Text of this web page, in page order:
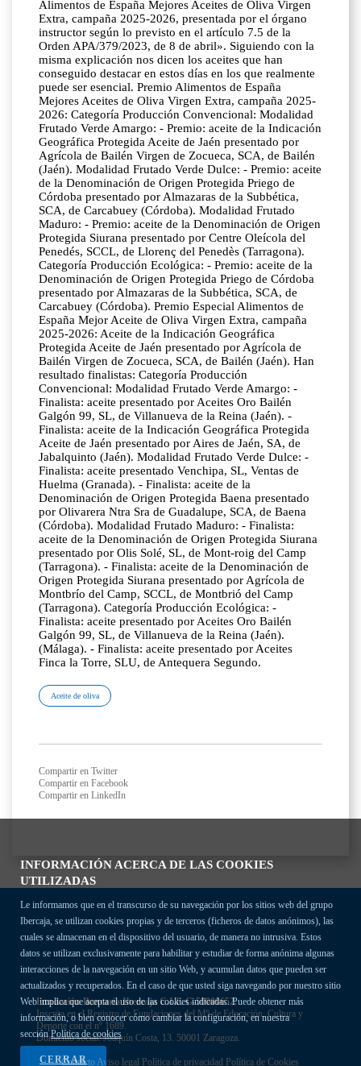
INFORMACIÓN ACERCA DE LAS COOKIES
UTILIZADAS
Le informamos que en el transcurso de su navegación por los sitios web del grupo
Ibercaja, se utilizan cookies propias y de terceros (ficheros de datos anónimos), las
cuales se almacenan en el dispositivo del usuario, de manera no intrusiva. Estos
datos se utilizan exclusivamente para habilitar y estudiar de forma anónima algunas
interacciones de la navegación en un sitio Web, y acumulan datos que pueden ser
actualizados y recuperados. En el caso de que usted siga navegando por nuestro sitio
Web implica que acepta el uso de las cookies indicadas. Puede obtener más
información, o bien conocer cómo cambiar la configuración, en nuestra
secciónPolítica de cookies
CERRAR
Alimentos de España Mejores Aceites de Oliva Virgen
Extra, campaña 2025-2026, presentada por el órgano
instructor según lo previsto en el artículo 7.5 de la
Orden APA/379/2023, de 8 de abril». Siguiendo con la
misma explicación nos dicen los aceites que han
conseguido destacar en estos días en los que realmente
puede ser esencial. Premio Alimentos de España
Mejores Aceites de Oliva Virgen Extra, campaña 2025-
2026: Categoría Producción Convencional: Modalidad
Frutado Verde Amargo: - Premio: aceite de la Indicación
Geográfica Protegida Aceite de Jaén presentado por
Agrícola de Bailén Virgen de Zocueca, SCA, de Bailén
(Jaén). Modalidad Frutado Verde Dulce: - Premio: aceite
de la Denominación de Origen Protegida Priego de
Córdoba presentado por Almazaras de la Subbética,
SCA, de Carcabuey (Córdoba). Modalidad Frutado
Maduro: - Premio: aceite de la Denominación de Origen
Protegida Siurana presentado por Centre Oleícola del
Penedés, SCCL, de Llorenç del Penedès (Tarragona).
Categoría Producción Ecológica: - Premio: aceite de la
Denominación de Origen Protegida Priego de Córdoba
presentado por Almazaras de la Subbética, SCA, de
Carcabuey (Córdoba). Premio Especial Alimentos de
España Mejor Aceite de Oliva Virgen Extra, campaña
2025-2026: Aceite de la Indicación Geográfica
Protegida Aceite de Jaén presentado por Agrícola de
Bailén Virgen de Zocueca, SCA, de Bailén (Jaén). Han
resultado finalistas: Categoría Producción
Convencional: Modalidad Frutado Verde Amargo: -
Finalista: aceite presentado por Aceites Oro Bailén
Galgón 99, SL, de Villanueva de la Reina (Jaén). -
Finalista: aceite de la Indicación Geográfica Protegida
Aceite de Jaén presentado por Aires de Jaén, SA, de
Jabalquinto (Jaén). Modalidad Frutado Verde Dulce: -
Finalista: aceite presentado Venchipa, SL, Ventas de
Huelma (Granada). - Finalista: aceite de la
Denominación de Origen Protegida Baena presentado
por Olivarera Ntra Sra de Guadalupe, SCA, de Baena
(Córdoba). Modalidad Frutado Maduro: - Finalista:
aceite de la Denominación de Origen Protegida Siurana
presentado por Olis Solé, SL, de Mont-roig del Camp
(Tarragona). - Finalista: aceite de la Denominación de
Origen Protegida Siurana presentado por Agrícola de
Montbrío del Camp, SCCL, de Montbrió del Camp
(Tarragona). Categoría Producción Ecológica: -
Finalista: aceite presentado por Aceites Oro Bailén
Galgón 99, SL, de Villanueva de la Reina (Jaén).
(Málaga). - Finalista: aceite presentado por Aceites
Finca la Torre, SLU, de Antequera Segundo.
Aceite de oliva
Compartir en Twitter
Compartir en Facebook
Compartir en LinkedIn
Fundación Bancaria Ibercaja C.I.F. G-50000652.
Inscrita en el Registro de Fundaciones del Mº de Educación, Cultura y
Deporte con el nº 1689.
Domicilio social: Joaquín Costa, 13. 50001 Zaragoza.
ContactoAviso legal Política de privacidad Política de Cookies